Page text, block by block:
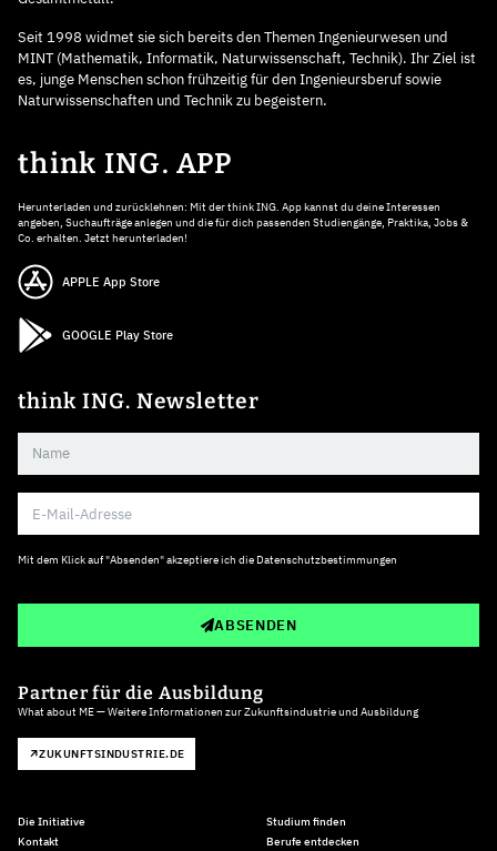
Seit 1998 widmet sie sich bereits den Themen Ingenieurwesen und
MINT (Mathematik, Informatik, Naturwissenschaft, Technik). Ihr Ziel ist
es, junge Menschen schon frühzeitig für den Ingenieursberuf sowie
Naturwissenschaften und Technik zu begeistern.
think ING. APP
Herunterladen und zurücklehnen: Mit der think ING. App kannst du deine Interessen
angeben, Suchaufträge anlegen und die für dich passenden Studiengänge, Praktika, Jobs &
Co. erhalten. Jetzt herunterladen!
APPLE App Store
GOOGLE Play Store
think ING. Newsletter
Mit dem Klick auf "Absenden" akzeptiere ich die Datenschutzbestimmungen
ABSENDEN
Partner für die Ausbildung
What about ME — Weitere Informationen zur Zukunftsindustrie und Ausbildung
ZUKUNFTSINDUSTRIE.DE
Die Initiative
Kontakt
Studium finden
Berufe entdecken